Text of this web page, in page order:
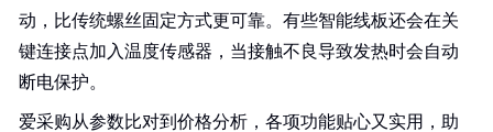
动，比传统螺丝固定方式更可靠。有些智能线板还会在关
键连接点加入温度传感器，当接触不良导致发热时会自动
断电保护。
爱采购从参数比对到价格分析，各项功能贴心又实用，助